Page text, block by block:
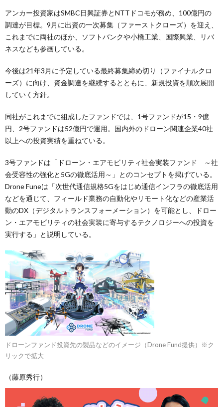
アンカー投資家はSMBC日興証券とNTTドコモが務め、100億円の
調達が目標。9月に出資の一次募集（ファーストクローズ）を迎え、
これまでに両社のほか、ソフトバンクや小橋工業、国際興業、リバ
ネスなども参画している。
今後は21年3月に予定している最終募集締め切り（ファイナルクロ
ーズ）に向け、資金調達を継続するとともに、新規投資を順次展開
していく方針。
同社がこれまでに組成したファンドでは、1号ファンドが15・9億
円、2号ファンドは52億円で運用。国内外のドローン関連企業40社
以上への投資実績を重ねている。
3号ファンドは「ドローン・エアモビリティ社会実装ファンド ～社
会受容性の強化と5Gの徹底活用～」とのコンセプトを掲げている。
Drone Funeは「次世代通信規格5Gをはじめ通信インフラの徹底活用
などを通じて、フィールド業務の自動化やリモート化などの産業活
動のDX（デジタルトランスフォーメーション）を可能とし、ドロー
ン・エアモビリティの社会実装に寄与するテクノロジーへの投資を
実行する」と説明している。
ドローンファンド投資先の製品などのイメージ（Drone Fund提供）※ク
リックで拡大
（藤原秀行）